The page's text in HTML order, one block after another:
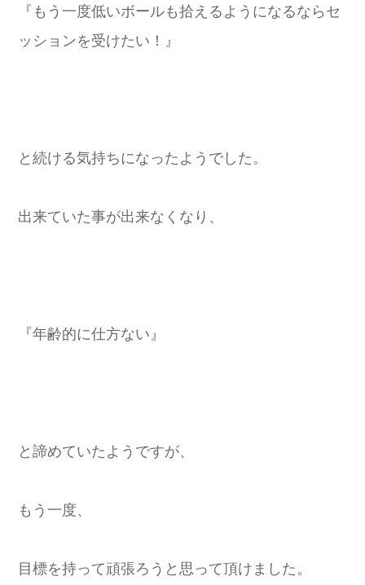
『もう一度低いボールも拾えるようになるならセ
ッションを受けたい！』
と続ける気持ちになったようでした。
出来ていた事が出来なくなり、
『年齢的に仕方ない』
と諦めていたようですが、
もう一度、
目標を持って頑張ろうと思って頂けました。